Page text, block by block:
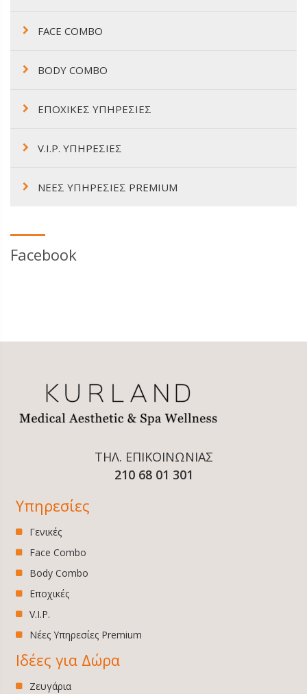
FACE COMBO
BODY COMBO
ΕΠΟΧΙΚΕΣ ΥΠΗΡΕΣΙΕΣ
V.I.P. ΥΠΗΡΕΣΙΕΣ
ΝΕΕΣ ΥΠΗΡΕΣΙΕΣ PREMIUM
Facebook
ΤΗΛ. ΕΠΙΚΟΙΝΩΝΙΑΣ
210 68 01 301
Υπηρεσίες
Γενικές
Face Combo
Body Combo
Εποχικές
V.I.P.
Νέες Υπηρεσίες Premium
Ιδέες για Δώρα
Ζευγάρια